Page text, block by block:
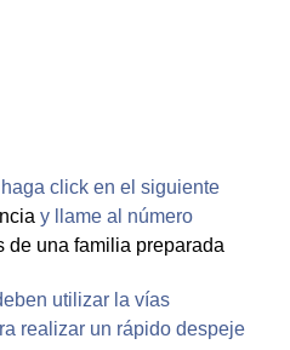
click en el siguiente
y llame al número
de una familia preparada
utilizar la vías
realizar un rápido despeje